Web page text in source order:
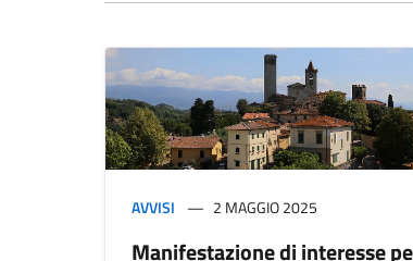
AVVISI 2 MAGGIO 2025
Manifestazione di interesse